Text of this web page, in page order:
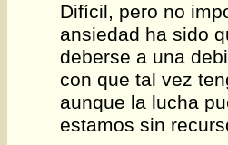
Difícil, pero no
ansiedad ha sido
deberse a una
con que tal vez
aunque la lucha
estamos sin